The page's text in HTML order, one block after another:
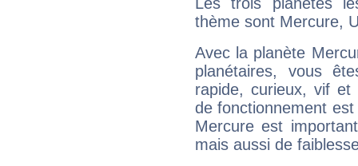
thème sont Mercure,
Avec la planète
planétaires, vous
rapide, curieux, vif et
de fonctionnement
Mercure est
mais aussi de